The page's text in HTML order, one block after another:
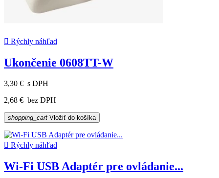
 Rýchly náhľad
Ukončenie 0608TT-W
3,30 € s DPH
2,68 € bez DPH
shopping_cart Vložiť do košíka
 Rýchly náhľad
Wi-Fi USB Adaptér pre ovládanie...